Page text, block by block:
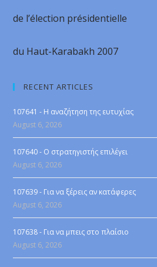
de l’élection présidentielle
du Haut-Karabakh 2007
RECENT ARTICLES
107641 - Η αναζήτηση της ευτυχίας
August 6, 2026
107640 - Ο στρατηγιστής επιλέγει
August 6, 2026
107639 - Για να ξέρεις αν κατάφερες
August 6, 2026
107638 - Για να μπεις στο πλαίσιο
August 6, 2026